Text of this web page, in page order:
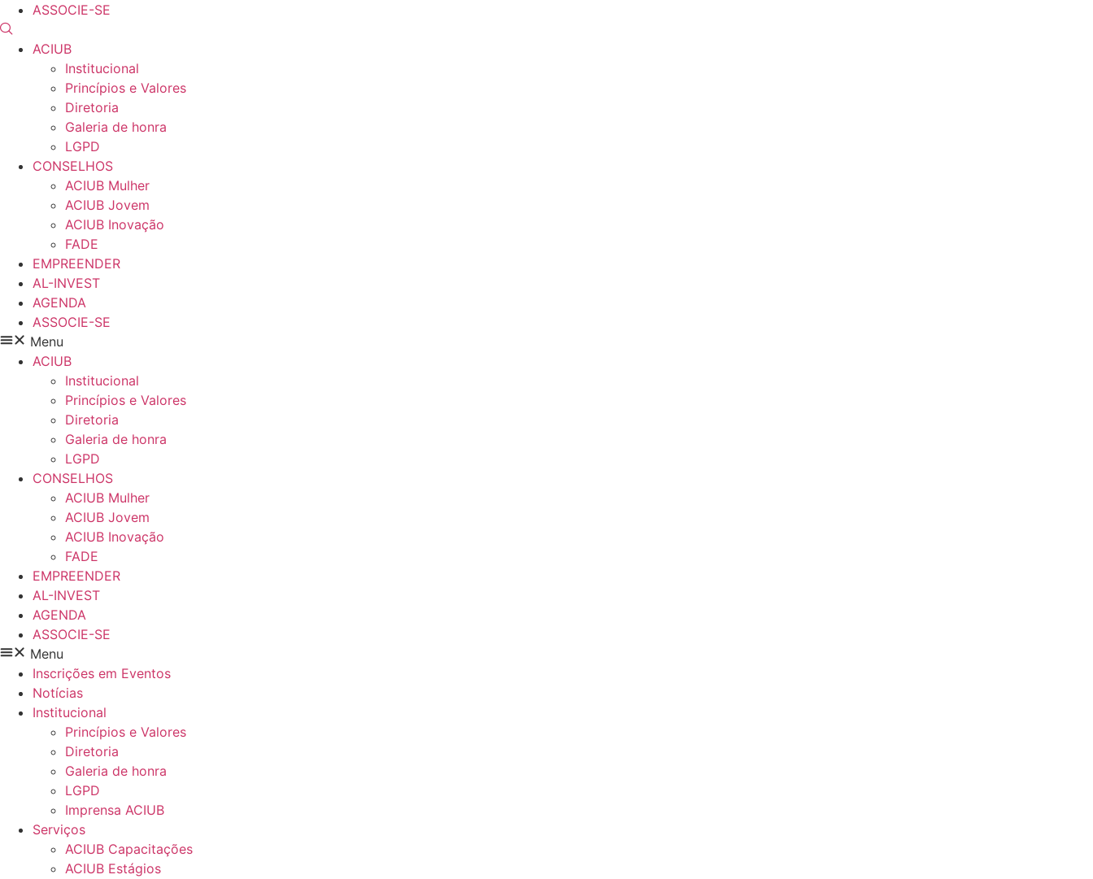
ASSOCIE-SE
ACIUB
Institucional
Princípios e Valores​
Diretoria
Galeria de honra
LGPD
CONSELHOS
ACIUB Mulher
ACIUB Jovem
ACIUB Inovação
FADE
EMPREENDER
AL-INVEST
AGENDA
ASSOCIE-SE
Menu
ACIUB
Institucional
Princípios e Valores​
Diretoria
Galeria de honra
LGPD
CONSELHOS
ACIUB Mulher
ACIUB Jovem
ACIUB Inovação
FADE
EMPREENDER
AL-INVEST
AGENDA
ASSOCIE-SE
Menu
Inscrições em Eventos
Notícias
Institucional
Princípios e Valores​
Diretoria
Galeria de honra
LGPD
Imprensa ACIUB
Serviços
ACIUB Capacitações
ACIUB Estágios